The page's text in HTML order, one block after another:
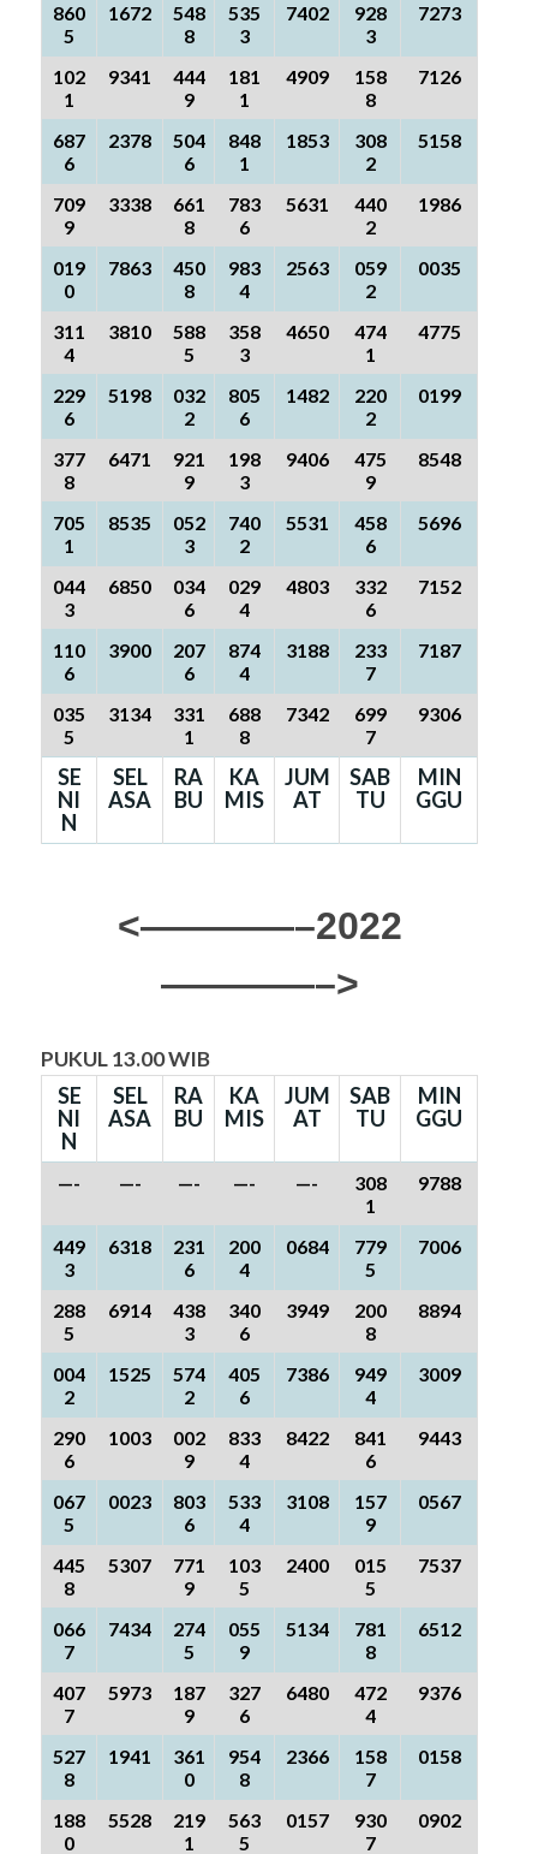
860
5
1672
548
8
535
3
7402
928
3
7273
102
1
9341
444
9
181
1
4909
158
8
7126
687
6
2378
504
6
848
1
1853
308
2
5158
709
9
3338
661
8
783
6
5631
440
2
1986
019
0
7863
450
8
983
4
2563
059
2
0035
311
4
3810
588
5
358
3
4650
474
1
4775
229
6
5198
032
2
805
6
1482
220
2
0199
377
8
6471
921
9
198
3
9406
475
9
8548
705
1
8535
052
3
740
2
5531
458
6
5696
044
3
6850
034
6
029
4
4803
332
6
7152
110
6
3900
207
6
874
4
3188
233
7
7187
035
5
3134
331
1
688
8
7342
699
7
9306
SE
NI
N
SEL
ASA
RA
BU
KA
MIS
JUM
AT
SAB
TU
MIN
GGU
<————–2022
————–>
PUKUL 13.00 WIB
SE
NI
N
SEL
ASA
RA
BU
KA
MIS
JUM
AT
SAB
TU
MIN
GGU
—- —- —- —- —-
308
1
9788
449
3
6318
231
6
200
4
0684
779
5
7006
288
5
6914
438
3
340
6
3949
200
8
8894
004
2
1525
574
2
405
6
7386
949
4
3009
290
6
1003
002
9
833
4
8422
841
6
9443
067
5
0023
803
6
533
4
3108
157
9
0567
445
8
5307
771
9
103
5
2400
015
5
7537
066
7
7434
274
5
055
9
5134
781
8
6512
407
7
5973
187
9
327
6
6480
472
4
9376
527
8
1941
361
0
954
8
2366
158
7
0158
188
0
5528
219
1
563
5
0157
930
7
0902